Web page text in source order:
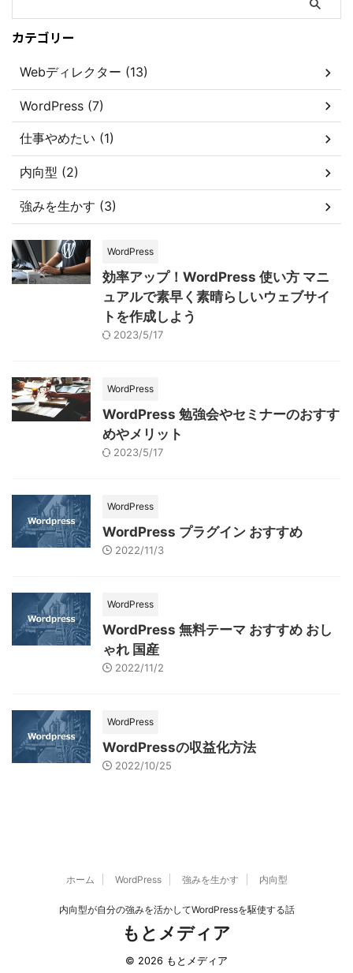
カテゴリー
Webディレクター (13)
WordPress (7)
仕事やめたい (1)
内向型 (2)
強みを生かす (3)
WordPress
効率アップ！WordPress 使い方 マニ
ュアルで素早く素晴らしいウェブサイ
トを作成しよう
2023/5/17
WordPress
WordPress 勉強会やセミナーのおすす
めやメリット
2023/5/17
WordPress
WordPress プラグイン おすすめ
2022/11/3
WordPress
WordPress 無料テーマ おすすめ おし
ゃれ 国産
2022/11/2
WordPress
WordPressの収益化方法
2022/10/25
ホーム WordPress 強みを生かす 内向型
内向型が自分の強みを活かしてWordPressを駆使する話
もとメディア
© 2026 もとメディア